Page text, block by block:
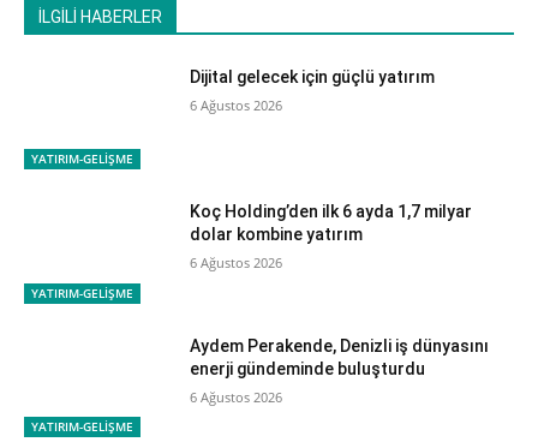
İLGİLİ HABERLER
YATIRIM-GELİŞME
Dijital gelecek için güçlü yatırım
6 Ağustos 2026
YATIRIM-GELİŞME
Koç Holding’den ilk 6 ayda 1,7 milyar
dolar kombine yatırım
6 Ağustos 2026
YATIRIM-GELİŞME
Aydem Perakende, Denizli iş dünyasını
enerji gündeminde buluşturdu
6 Ağustos 2026